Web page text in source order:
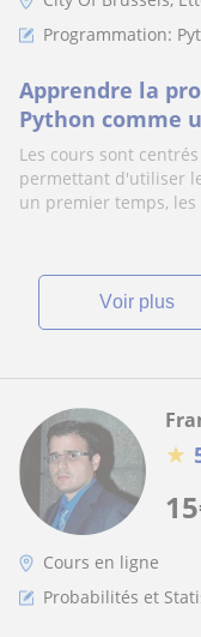
Programmation:
Apprendre la
Python comme
Les cours sont
permettant d'utiliser
un premier temps, les
voir plus
15
★
Cours en ligne
Probabilités et